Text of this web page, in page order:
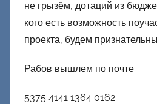
не грызём, дотаций из
кого есть возможность
проекта, будем
Рабов вышлем по почте
5375 4141 1364 0162